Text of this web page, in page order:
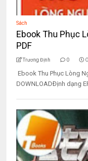
Sách
Ebook Thu Phục
PDF
Trương Định 0
Ebook Thu Phục Lòng
DOWNLOADĐịnh